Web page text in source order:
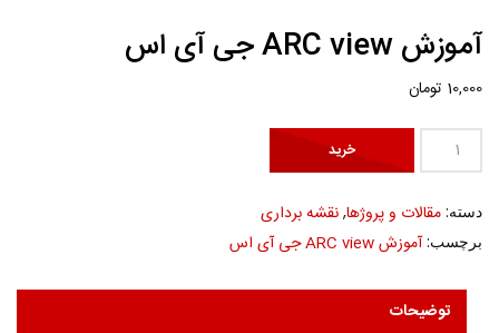
آموزش ARC view جی آی اس
10,000 تومان
آموزش
ARC
جی
آی
خرید
دسته: مقالات و پروژها, نقشه برداری
برچسب:آموزش ARC view جی آی اس
توضیحات